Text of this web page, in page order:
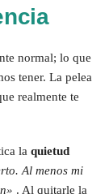
normal; lo que
tener. La pelea
realmente te
la quietud
Al menos mi
. Al quitarle la